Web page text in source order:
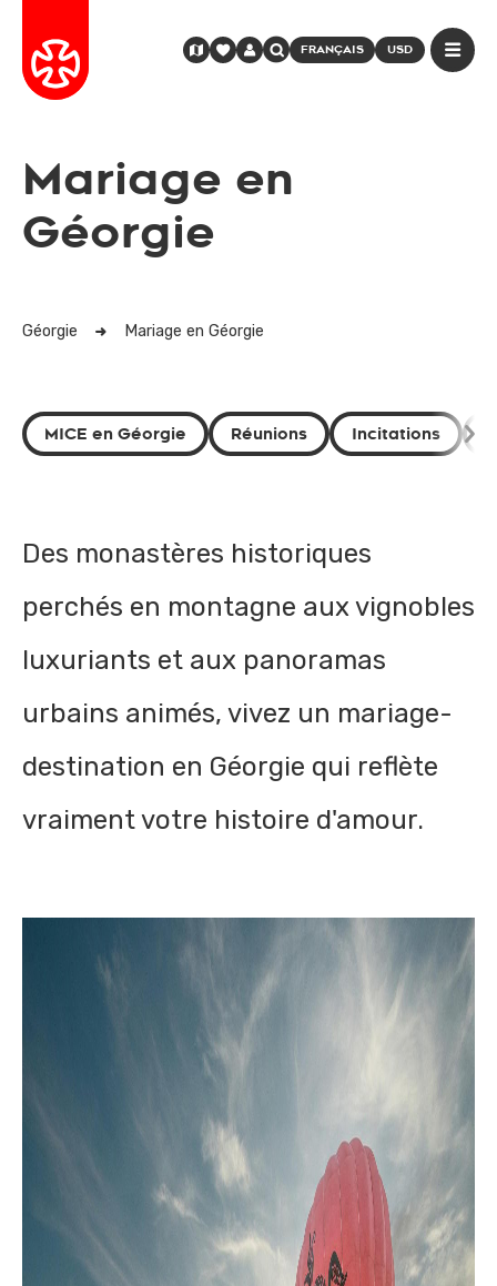
FRANÇAIS USD
Mariage en
Géorgie
Géorgie Mariage en Géorgie
MICE en Géorgie Réunions Incitations
Des monastères historiques
perchés en montagne aux vignobles
luxuriants et aux panoramas
urbains animés, vivez un mariage-
destination en Géorgie qui reflète
vraiment votre histoire d'amour.